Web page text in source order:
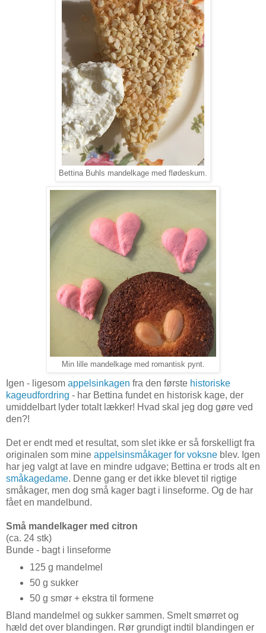
Bettina Buhls mandelkage med flødeskum.
Min lille mandelkage med romantisk pynt.
Igen - ligesom appelsinkagen fra den første historiske
kageudfordring - har Bettina fundet en historisk kage, der
umiddelbart lyder totalt lækker! Hvad skal jeg dog gøre ved
den?!
Det er endt med et resultat, som slet ikke er så forskelligt fra
originalen som mine appelsinsmåkager for voksne blev. Igen
har jeg valgt at lave en mindre udgave; Bettina er trods alt en
småkagedame. Denne gang er det ikke blevet til rigtige
småkager, men dog små kager bagt i linseforme. Og de har
fået en mandelbund.
Små mandelkager med citron
(ca. 24 stk)
Bunde - bagt i linseforme
125 g mandelmel
50 g sukker
50 g smør + ekstra til formene
Bland mandelmel og sukker sammen. Smelt smørret og
hæld det over blandingen. Rør grundigt indtil blandingen er